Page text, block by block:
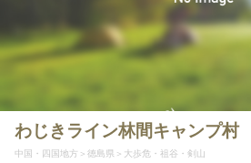
わじきライン林間キャンプ村
中国・四国地方 徳島県 大歩危・祖谷・剣山